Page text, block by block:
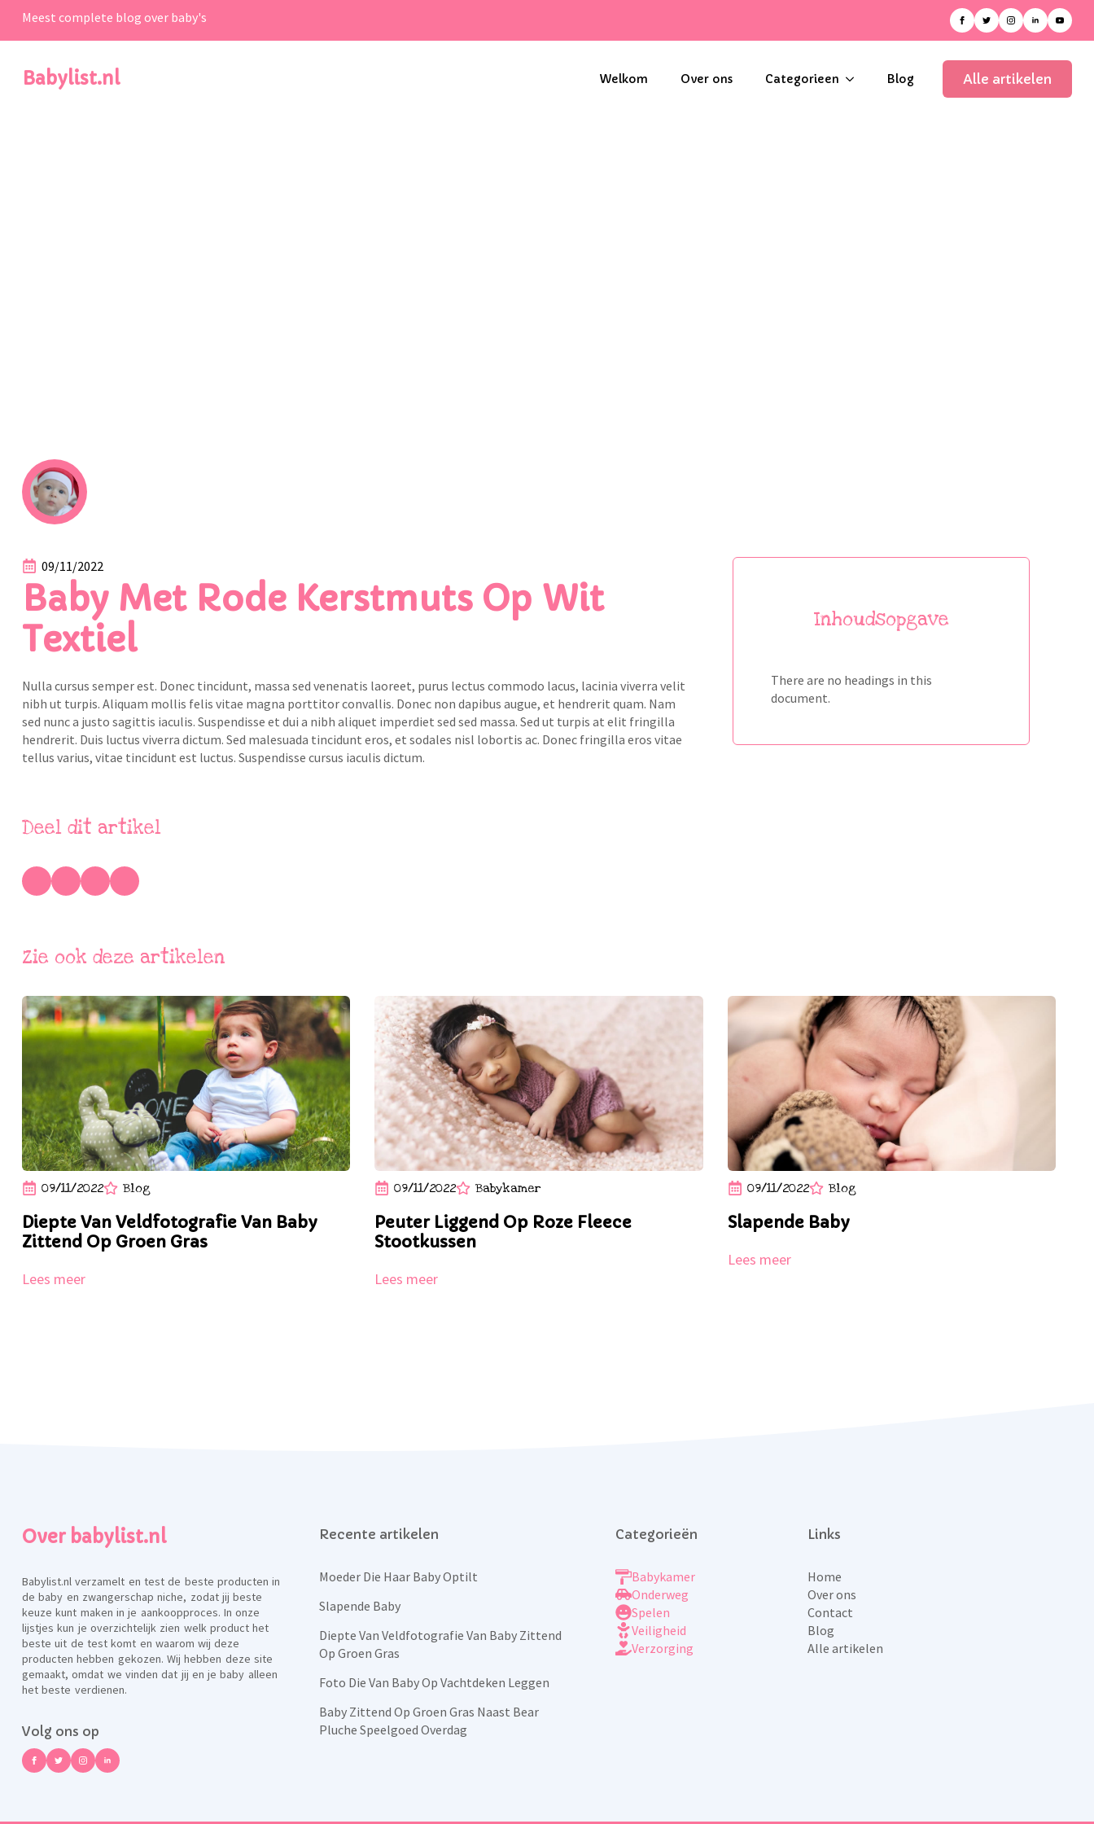
Meest complete blog over baby's
Babylist.nl Welkom Over ons Categorieen Blog Alle artikelen
09/11/2022
Baby Met Rode Kerstmuts Op Wit
Textiel
Nulla cursus semper est. Donec tincidunt, massa sed venenatis laoreet, purus lectus commodo lacus, lacinia viverra velit
nibh ut turpis. Aliquam mollis felis vitae magna porttitor convallis. Donec non dapibus augue, et hendrerit quam. Nam
sed nunc a justo sagittis iaculis. Suspendisse et dui a nibh aliquet imperdiet sed sed massa. Sed ut turpis at elit fringilla
hendrerit. Duis luctus viverra dictum. Sed malesuada tincidunt eros, et sodales nisl lobortis ac. Donec fringilla eros vitae
tellus varius, vitae tincidunt est luctus. Suspendisse cursus iaculis dictum.
Deel dit artikel
Inhoudsopgave
There are no headings in this
document.
Zie ook deze artikelen
09/11/2022 Blog
Diepte Van Veldfotografie Van Baby
Zittend Op Groen Gras
Lees meer
09/11/2022 Babykamer
Peuter Liggend Op Roze Fleece
Stootkussen
Lees meer
09/11/2022 Blog
Slapende Baby
Lees meer
Over babylist.nl
Babylist.nl verzamelt en test de beste producten in
de baby en zwangerschap niche, zodat jij beste
keuze kunt maken in je aankoopproces. In onze
lijstjes kun je overzichtelijk zien welk product het
beste uit de test komt en waarom wij deze
producten hebben gekozen. Wij hebben deze site
gemaakt, omdat we vinden dat jij en je baby alleen
het beste verdienen.
Volg ons op
Recente artikelen
Moeder Die Haar Baby Optilt
Slapende Baby
Diepte Van Veldfotografie Van Baby Zittend
Op Groen Gras
Foto Die Van Baby Op Vachtdeken Leggen
Baby Zittend Op Groen Gras Naast Bear
Pluche Speelgoed Overdag
Categorieën
Babykamer
Onderweg
Spelen
Veiligheid
Verzorging
Links
Home
Over ons
Contact
Blog
Alle artikelen